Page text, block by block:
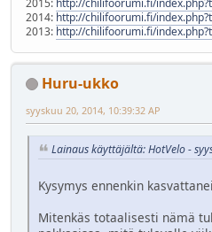
2014: http://chilifoorumi.fi/
2013: http://chilifoorumi.fi/
Huru-ukko
syyskuu 20, 2014, 10:39:32 AP
Lainaus käyttäjältä: HotVelo -
Kysymys ennenkin
Mitenkäs totaalisesti nämä